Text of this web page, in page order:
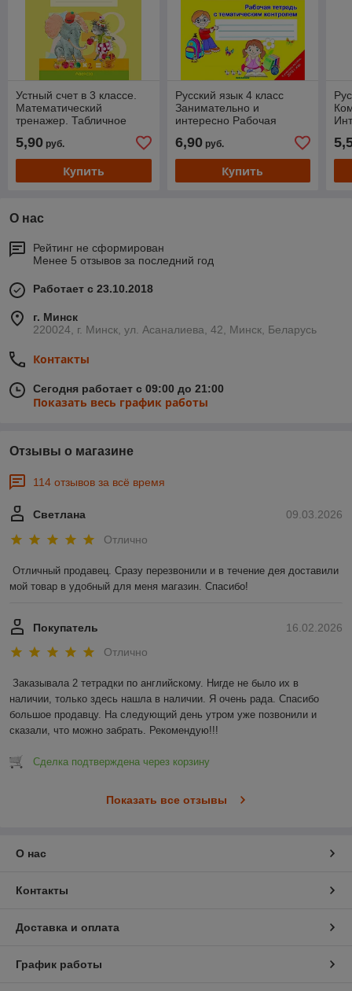
Устный счет в 3 классе.
Математический
тренажер. Табличное
5,90 руб.
Купить
Русский язык 4 класс
Занимательно и
интересно Рабочая
тетрадь с тематическим
контролем
6,90руб.
Купить
О нас
Рейтинг не сформирован
Менее 5 отзывов за последний год
Работает с 23.10.2018
г. Минск
220024, г. Минск, ул. Асаналиева, 42, Минск, Беларусь
Контакты
Сегодня работает с 09:00 до 21:00
Показать весь график работы
Отзывы о магазине
114 отзывов за всё время
09.03.2026
Светлана
Отлично
Отличный продавец. Сразу перезвонили и в течение дея доставили
мой товар в удобный для меня магазин. Спасибо!
16.02.2026
Покупатель
Отлично
Заказывала 2 тетрадки по английскому. Нигде не было их в
наличии, только здесь нашла в наличии. Я очень рада. Спасибо
большое продавцу. На следующий день утром уже позвонили и
сказали, что можно забрать. Рекомендую!!!
Сделка подтверждена через корзину
Показать все отзывы
О нас
Контакты
Доставка и оплата
График работы